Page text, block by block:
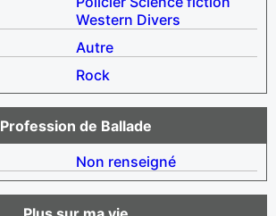
Western Divers
Autre
Rock
Profession de Ballade
Non renseigné